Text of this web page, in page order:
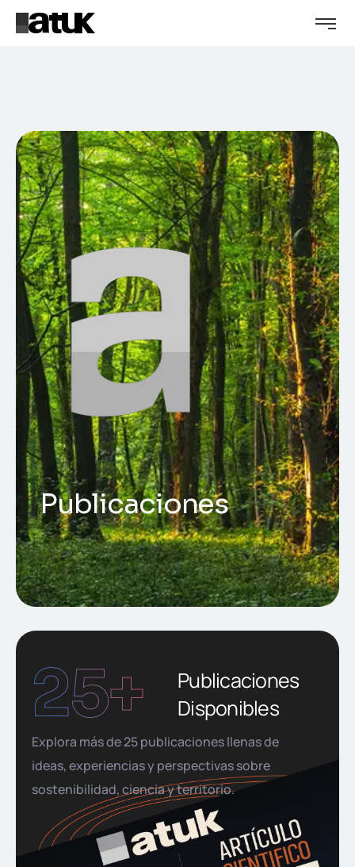
Publicaciones
Publicaciones
Disponibles
25+
Explora más de 25 publicaciones llenas de
ideas, experiencias y perspectivas sobre
sostenibilidad, ciencia y territorio.